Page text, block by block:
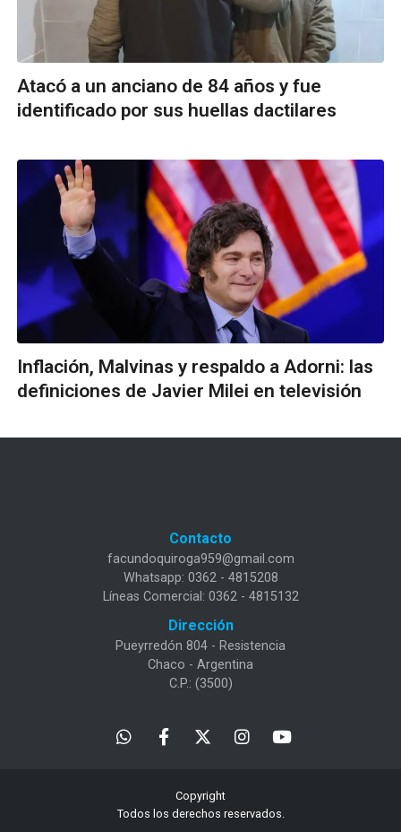
Atacó a un anciano de 84 años y fue
identificado por sus huellas dactilares
Inflación, Malvinas y respaldo a Adorni: las
definiciones de Javier Milei en televisión
Contacto
facundoquiroga959@gmail.com
Whatsapp: 0362 - 4815208
Líneas Comercial: 0362 - 4815132
Dirección
Pueyrredón 804 - Resistencia
Chaco - Argentina
C.P.: (3500)
Copyright
Todos los derechos reservados.